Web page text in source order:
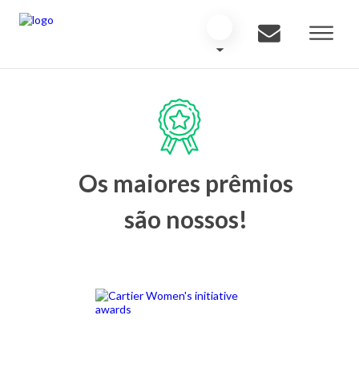
Os maiores prêmios
são nossos!